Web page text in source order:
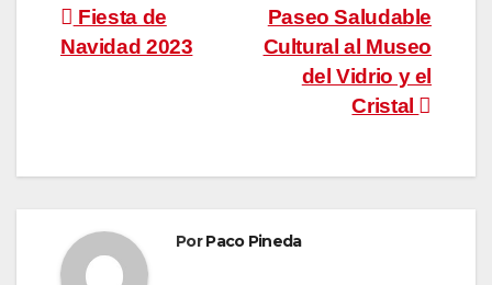
Navegación
de
Paseo Saludable
Cultural al Museo
del Vidrio y el
Cristal
Fiesta de
Navidad 2023
PorPaco Pineda